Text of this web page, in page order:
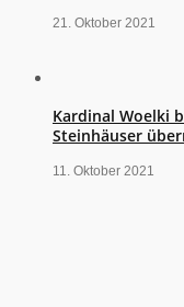
21. Oktober 2021
Kardinal Woelki
Steinhäuser
11. Oktober 2021